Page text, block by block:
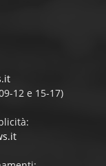
12 e 15-17)